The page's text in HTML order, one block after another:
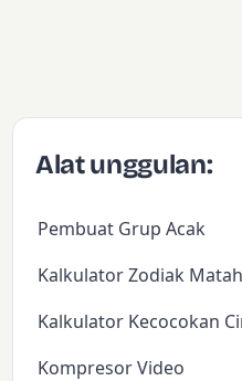
Alat unggulan:
Pembuat Grup Acak
Kalkulator Zodiak
Kalkulator Kecocokan
Kompresor Video